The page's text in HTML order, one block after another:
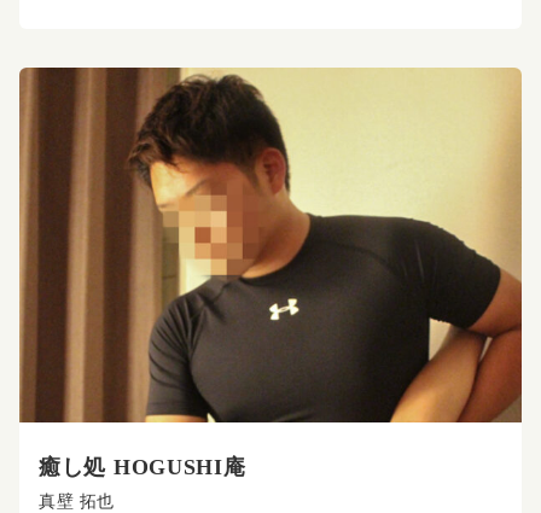
癒し処 HOGUSHI庵
真壁 拓也